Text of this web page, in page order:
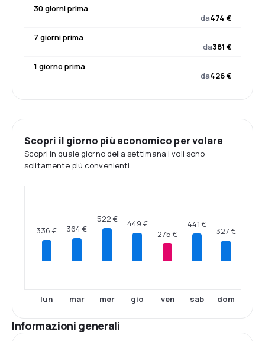
30 giorni prima
da474 €
7 giorni prima
da381 €
1 giorno prima
da426 €
Scopri il giorno più economico per volare
Scopri in quale giorno della settimana i voli sono
solitamente più convenienti.
336 €
lun
364 €
mar
522 €
mer
449 €
gio
275 €
ven
441 €
sab
327 €
dom
Informazioni generali